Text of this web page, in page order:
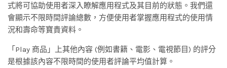
式將可協助使用者深入瞭解應用程式及其目前的狀態。我們還
會顯示不限時間評論總數，方便使用者掌握應用程式的使用情
況和壽命等寶貴資料。
「Play 商品」上其他內容 (例如書籍、電影、電視節目) 的評分
是根據該內容不限時間的使用者評論平均值計算。